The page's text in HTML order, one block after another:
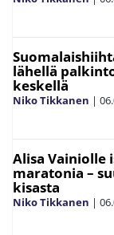
lähellä
keskellä
Niko Tikkanen |
Alisa Vainiolle
maratonia –
kisasta
Niko Tikkanen |